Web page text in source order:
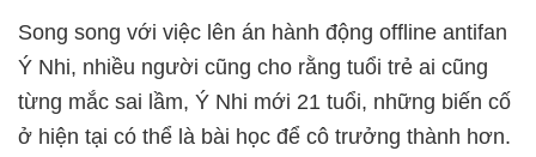
Song song với việc lên án hành động offline antifan
Ý Nhi, nhiều người cũng cho rằng tuổi trẻ ai cũng
từng mắc sai lầm, Ý Nhi mới 21 tuổi, những biến cố
ở hiện tại có thể là bài học để cô trưởng thành hơn.